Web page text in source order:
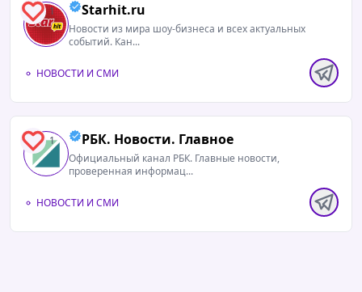
1 Starhit.ru
Новости из мира шоу-бизнеса и всех актуальных
событий. Кан...
НОВОСТИ И СМИ
1 РБК. Новости. Главное
Официальный канал РБК. Главные новости,
проверенная информац...
НОВОСТИ И СМИ